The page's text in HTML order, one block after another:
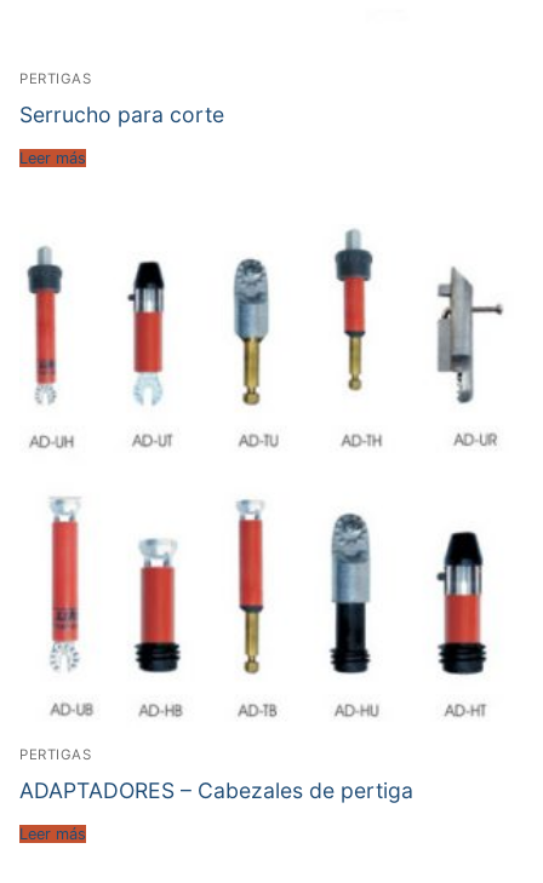
PERTIGAS
Serrucho para corte
Leer más
PERTIGAS
ADAPTADORES – Cabezales de pertiga
Leer más